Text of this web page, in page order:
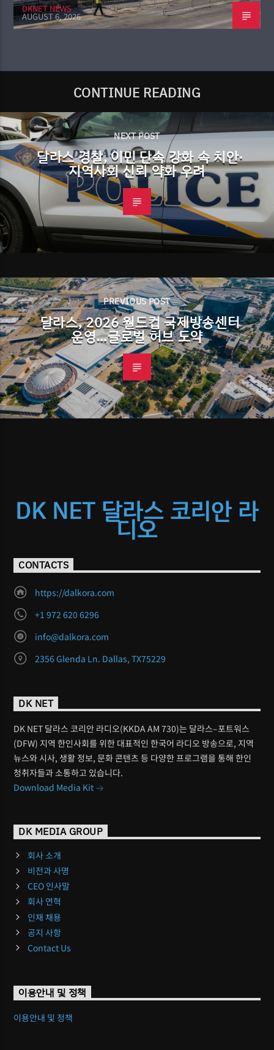
DKNET NEWS
AUGUST 6, 2026
CONTINUE READING
NEXT POST
달라스 경찰, 이민 단속 강화 속 치안·
지역사회 신뢰 약화 우려
PREVIOUS POST
달라스, 2026 월드컵 국제방송센터
운영…글로벌 허브 도약
DK NET 달라스 코리안 라
디오
CONTACTS
https://dalkora.com
+1 972 620 6296
info@dalkora.com
2356 Glenda Ln. Dallas, TX75229
DK NET
DK NET 달라스 코리안 라디오(KKDA AM 730)는 달라스–포트워스
(DFW) 지역 한인사회를 위한 대표적인 한국어 라디오 방송으로, 지역
뉴스와 시사, 생활 정보, 문화 콘텐츠 등 다양한 프로그램을 통해 한인
청취자들과 소통하고 있습니다.
Download Media Kit
DK MEDIA GROUP
회사 소개
비전과 사명
CEO 인사말
회사 연혁
인재 채용
공지 사항
Contact Us
이용안내 및 정책
이용안내 및 정책